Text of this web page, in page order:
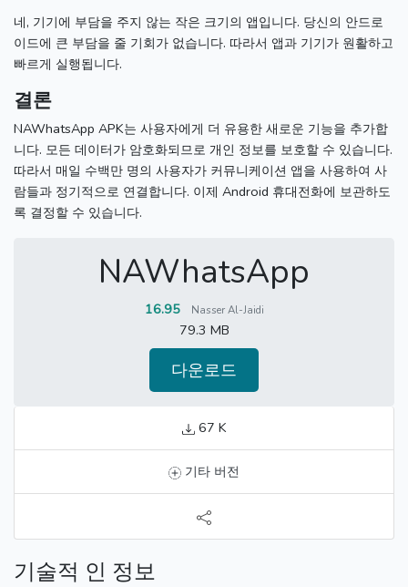
네, 기기에 부담을 주지 않는 작은 크기의 앱입니다. 당신의 안드로
이드에 큰 부담을 줄 기회가 없습니다. 따라서 앱과 기기가 원활하고
빠르게 실행됩니다.
결론
NAWhatsApp APK는 사용자에게 더 유용한 새로운 기능을 추가합
니다. 모든 데이터가 암호화되므로 개인 정보를 보호할 수 있습니다.
따라서 매일 수백만 명의 사용자가 커뮤니케이션 앱을 사용하여 사
람들과 정기적으로 연결합니다. 이제 Android 휴대전화에 보관하도
록 결정할 수 있습니다.
NAWhatsApp
16.95 Nasser Al-Jaidi
79.3 MB
다운로드
67 K
기타 버전
기술적 인 정보